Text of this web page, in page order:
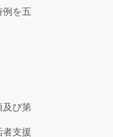
を五
び第
支援